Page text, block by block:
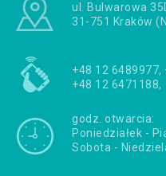
ul. Bulwarowa
31-751 Kraków
+48 12 6489977,
+48 12 6471188,
godz. otwarcia:
Poniedziałek -
Sobota -